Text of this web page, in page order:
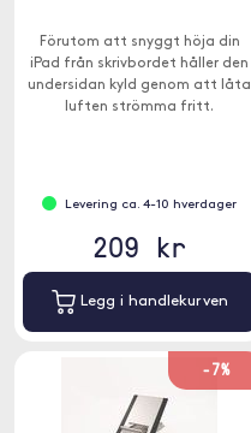
Förutom att snyggt höja din
iPad från skrivbordet håller den
undersidan kyld genom att låta
luften strömma fritt.
Levering ca. 4-10 hverdager
209 kr
Legg i handlekurven
-7%